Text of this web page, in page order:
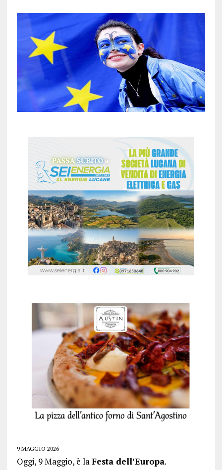
9 MAGGIO 2026
Oggi, 9 Maggio, è laFesta dell’Europa.